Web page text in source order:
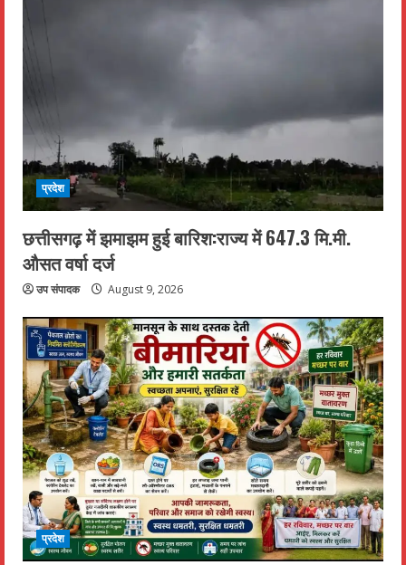
प्रदेश
छत्तीसगढ़ में झमाझम हुई बारिश:राज्य में 647.3 मि.मी.
औसत वर्षा दर्ज
उप संपादक August 9, 2026
प्रदेश